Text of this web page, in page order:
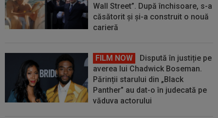
Wall Street”. După închisoare, s-a
căsătorit și și-a construit o nouă
carieră
FILM NOW
Dispută în justiție pe
averea lui Chadwick Boseman.
Părinții starului din „Black
Panther” au dat-o în judecată pe
văduva actorului